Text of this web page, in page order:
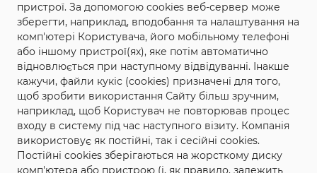
пристрої. За допомогою cookies веб-сервер може
зберегти, наприклад, вподобання та налаштування на
комп'ютері Користувача, його мобільному телефоні
або іншому пристрої(ях), яке потім автоматично
відновлюється при наступному відвідуванні. Інакше
кажучи, файли кукіс (cookies) призначені для того,
щоб зробити використання Сайту більш зручним,
наприклад, щоб Користувач не повторював процес
входу в систему під час наступного візиту. Компанія
використовує як постійні, так і сесійні cookies.
Постійні cookies зберігаються на жорсткому диску
комп'ютера або пристрою (і, як правило, залежить
Висота куща: 60 см
Ширина куща: 30 см
Аромат: +
Ціна за кущ: 80 грн.